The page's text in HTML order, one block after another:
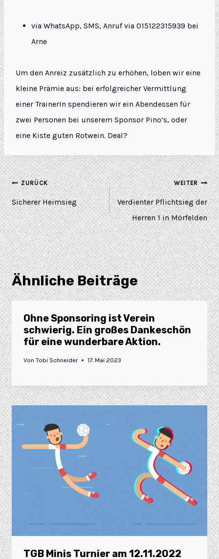
via WhatsApp, SMS, Anruf via 015122315939 bei
Arne
Um den Anreiz zusätzlich zu erhöhen, loben wir eine
kleine Prämie aus: bei erfolgreicher Vermittlung
einer TrainerIn spendieren wir ein Abendessen für
zwei Personen bei unserem Sponsor Pino’s, oder
eine Kiste guten Rotwein. Deal?
ZURÜCK
Sicherer Heimsieg
WEITER
Verdienter Pflichtsieg der
Herren 1 in Mörfelden
Ähnliche Beiträge
Ohne Sponsoring ist Verein
schwierig. Ein großes Dankeschön
für eine wunderbare Aktion.
Von Tobi Schneider 17. Mai 2023
TGB Minis Turnier am 12.11.2022